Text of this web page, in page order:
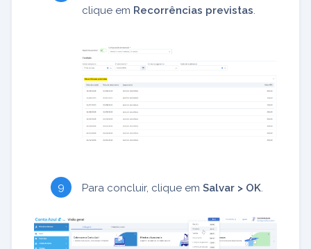
clique em Recorrências previstas.
Para concluir, clique em Salvar > OK.